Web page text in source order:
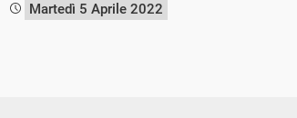
Martedì 5 Aprile 2022